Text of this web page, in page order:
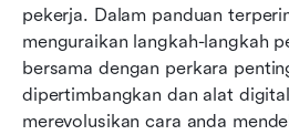
pekerja. Dalam panduan
menguraikan langkah-langkah
bersama dengan perkara
dipertimbangkan dan alat
merevolusikan cara anda
Bagaimana Lark
kedai untuk peruncit moden
Trend masa depan dalam
inovasi runcit